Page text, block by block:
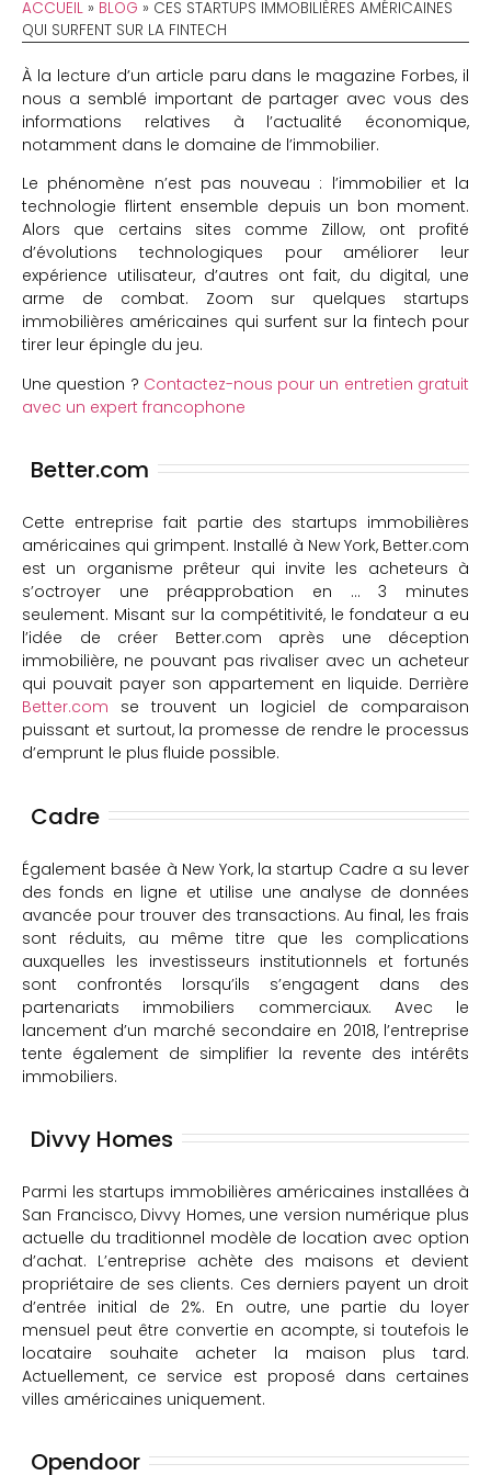
ACCUEIL » BLOG » CES STARTUPS IMMOBILIÈRES AMÉRICAINES
QUI SURFENT SUR LA FINTECH
À la lecture d’un article paru dans le magazine Forbes, il
nous a semblé important de partager avec vous des
informations relatives à l’actualité économique,
notamment dans le domaine de l’immobilier.
Le phénomène n’est pas nouveau : l’immobilier et la
technologie flirtent ensemble depuis un bon moment.
Alors que certains sites comme Zillow, ont profité
d’évolutions technologiques pour améliorer leur
expérience utilisateur, d’autres ont fait, du digital, une
arme de combat. Zoom sur quelques startups
immobilières américaines qui surfent sur la fintech pour
tirer leur épingle du jeu.
Une question ? Contactez-nous pour un entretien gratuit
avec un expert francophone
Better.com
Cette entreprise fait partie des startups immobilières
américaines qui grimpent. Installé à New York, Better.com
est un organisme prêteur qui invite les acheteurs à
s’octroyer une préapprobation en … 3 minutes
seulement. Misant sur la compétitivité, le fondateur a eu
l’idée de créer Better.com après une déception
immobilière, ne pouvant pas rivaliser avec un acheteur
qui pouvait payer son appartement en liquide. Derrière
Better.com se trouvent un logiciel de comparaison
puissant et surtout, la promesse de rendre le processus
d’emprunt le plus fluide possible.
Cadre
Également basée à New York, la startup Cadre a su lever
des fonds en ligne et utilise une analyse de données
avancée pour trouver des transactions. Au final, les frais
sont réduits, au même titre que les complications
auxquelles les investisseurs institutionnels et fortunés
sont confrontés lorsqu’ils s’engagent dans des
partenariats immobiliers commerciaux. Avec le
lancement d’un marché secondaire en 2018, l’entreprise
tente également de simplifier la revente des intérêts
immobiliers.
Divvy Homes
Parmi les startups immobilières américaines installées à
San Francisco, Divvy Homes, une version numérique plus
actuelle du traditionnel modèle de location avec option
d’achat. L’entreprise achète des maisons et devient
propriétaire de ses clients. Ces derniers payent un droit
d’entrée initial de 2%. En outre, une partie du loyer
mensuel peut être convertie en acompte, si toutefois le
locataire souhaite acheter la maison plus tard.
Actuellement, ce service est proposé dans certaines
villes américaines uniquement.
Opendoor